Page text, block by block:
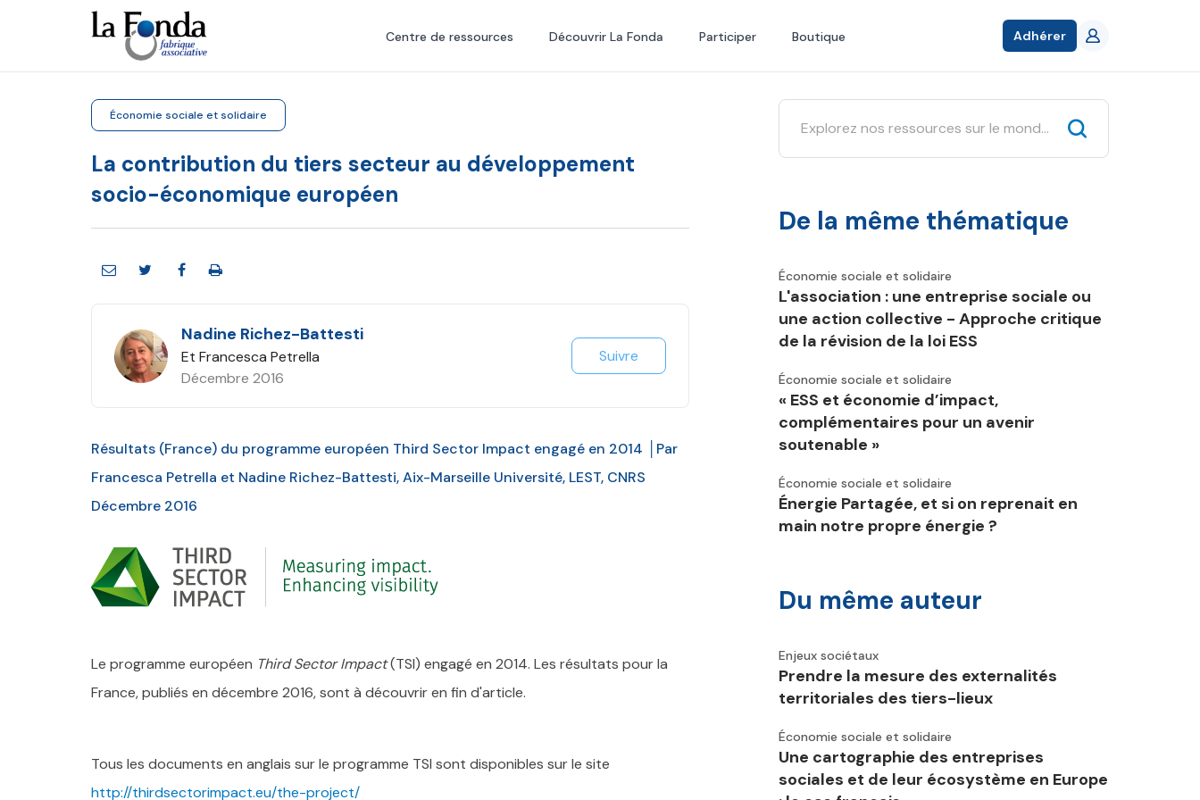
principal
Centre de ressources Découvrir La Fonda Participer Boutique Adhérer
Économie sociale et solidaire
La contribution du tiers secteur au développement
socio-économique européen
Nadine Richez-Battesti
Et Francesca Petrella
Décembre 2016
Suivre
Résultats (France) du programme européen Third Sector Impact engagé en 2014 │Par
Francesca Petrella et Nadine Richez-Battesti, Aix-Marseille Université, LEST, CNRS
Décembre 2016
Le programme européen Third Sector Impact(TSI) engagé en 2014. Les résultats pour la
France, publiés en décembre 2016, sont à découvrir en fin d'article.
Tous les documents en anglais sur le programme TSI sont disponibles sur le site
http://thirdsectorimpact.eu/the-project/
De la même thématique
Économie sociale et solidaire
L'association : une entreprise sociale ou
une action collective - Approche critique
de la révision de la loi ESS
Économie sociale et solidaire
« ESS et économie d’impact,
complémentaires pour un avenir
soutenable »
Économie sociale et solidaire
Énergie Partagée, et si on reprenait en
main notre propre énergie ?
Du même auteur
Enjeux sociétaux
Prendre la mesure des externalités
territoriales des tiers-lieux
Économie sociale et solidaire
Une cartographie des entreprises
sociales et de leur écosystème en Europe